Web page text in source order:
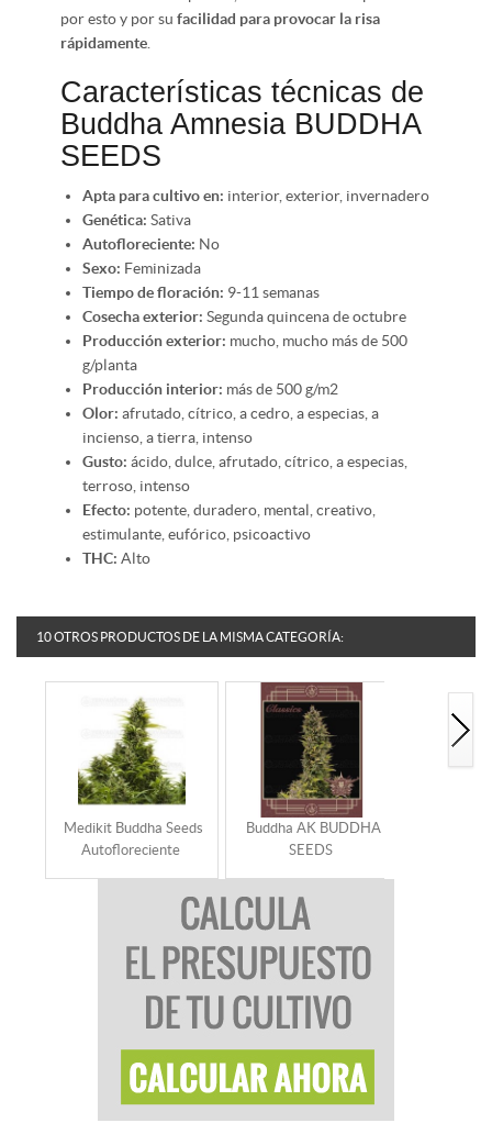
por esto y por su facilidad para provocar la risa
rápidamente
Características técnicas de
Buddha Amnesia BUDDHA
SEEDS
Apta para cultivo en: interior, exterior, invernadero
Genética: Sativa
Autofloreciente: No
Sexo: Feminizada
Tiempo de floración: 9-11 semanas
Cosecha exterior: Segunda quincena de octubre
Producción exterior: mucho, mucho más de 500
g/planta
Producción interior: más de 500 g/m2
Olor: afrutado, cítrico, a cedro, a especias, a
incienso, a tierra, intenso
Gusto: ácido, dulce, afrutado, cítrico, a especias,
terroso, intenso
Efecto: potente, duradero, mental, creativo,
estimulante, eufórico, psicoactivo
THC: Alto
10 OTROS PRODUCTOS DE LA MISMA CATEGORÍA:
Medikit Buddha Seeds
Autofloreciente
Buddha AK BUDDHA
SEEDS